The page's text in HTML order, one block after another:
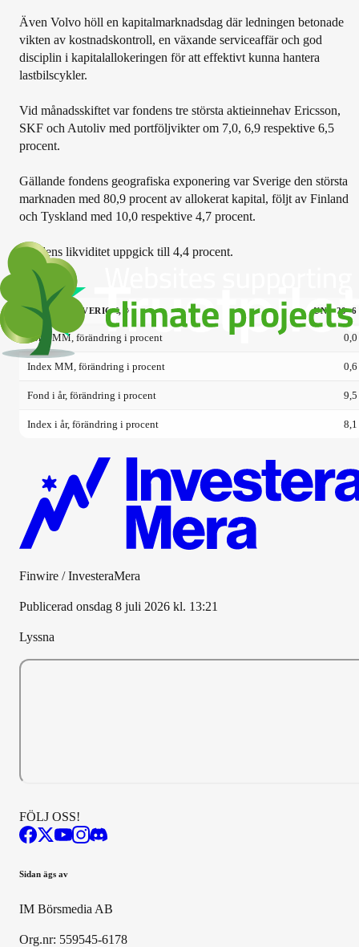
Även Volvo höll en kapitalmarknadsdag där ledningen betonade
vikten av kostnadskontroll, en växande serviceaffär och god
disciplin i kapitalallokeringen för att effektivt kunna hantera
lastbilscykler.
Vid månadsskiftet var fondens tre största aktieinnehav Ericsson,
SKF och Autoliv med portföljvikter om 7,0, 6,9 respektive 6,5
procent.
Gällande fondens geografiska exponering var Sverige den största
marknaden med 80,9 procent av allokerat kapital, följt av Finland
och Tyskland med 10,0 respektive 4,7 procent.
Fondens likviditet uppgick till 4,4 procent.
LANNEBO SVERIGE, % JUNI, 2026
Fond MM, förändring i procent 0,0
Index MM, förändring i procent 0,6
Fond i år, förändring i procent 9,5
Index i år, förändring i procent 8,1
Finwire / InvesteraMera
Publicerad onsdag 8 juli 2026 kl. 13:21
Lyssna
FÖLJ OSS!
Sidan ägs av
IM Börsmedia AB
Org.nr: 559545-6178